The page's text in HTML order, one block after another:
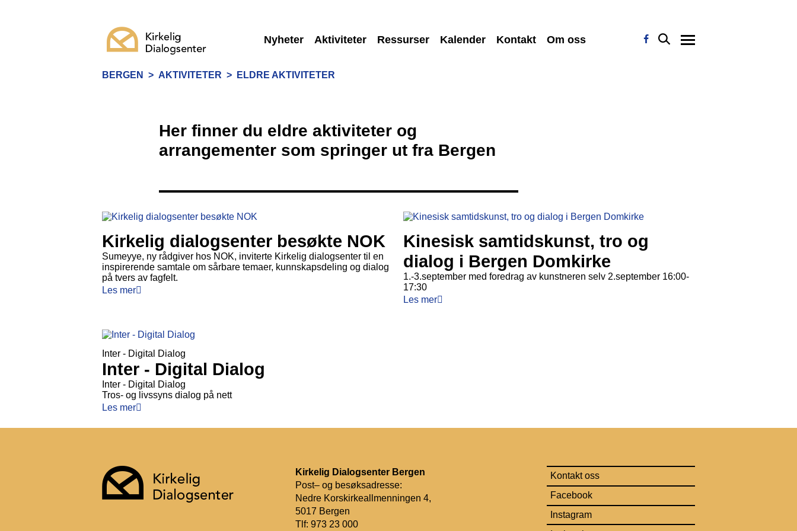
Nyheter Aktiviteter Ressurser Kalender Kontakt Om oss
BERGEN > AKTIVITETER > ELDRE AKTIVITETER
Her finner du eldre aktiviteter og
arrangementer som springer ut fra Bergen
Kirkelig dialogsenter besøkte NOK
Sumeyye, ny rådgiver hos NOK, inviterte Kirkelig dialogsenter til en
inspirerende samtale om sårbare temaer, kunnskapsdeling og dialog
på tvers av fagfelt.
Les mer
Kinesisk samtidskunst, tro og
dialog i Bergen Domkirke
1.-3.september med foredrag av kunstneren selv 2.september 16:00-
17:30
Les mer
Inter - Digital Dialog
Inter - Digital Dialog
Inter - Digital Dialog
Tros- og livssyns dialog på nett
Les mer
Kirkelig Dialogsenter Bergen
Post– og besøksadresse:
Nedre Korskirkeallmenningen 4,
5017 Bergen
Tlf: 973 23 000
Kontakt oss
Facebook
Instagram